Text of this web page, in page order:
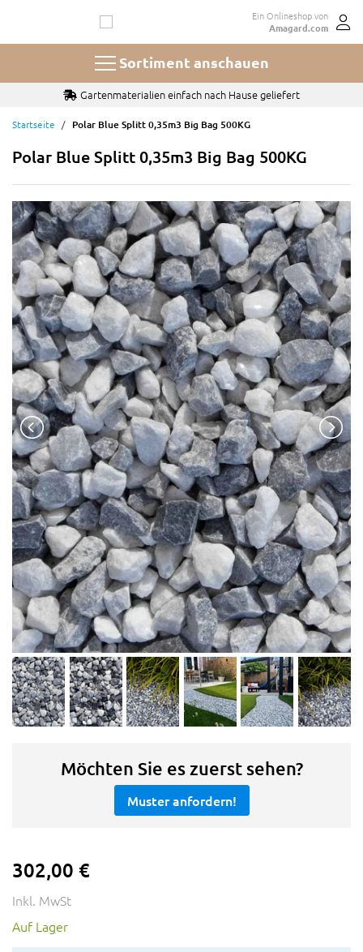
springen
Ein Onlineshop von
Amagard.com
Sortiment anschauen
Gartenmaterialien einfach nach Hause geliefert
Startseite Polar Blue Splitt 0,35m3 Big Bag 500KG
Polar Blue Splitt 0,35m3 Big Bag 500KG
Möchten Sie es zuerst sehen?
Muster anfordern!
302,00 €
Inkl. MwSt
Auf Lager